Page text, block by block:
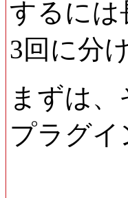
するには
3回に分
まずは、
プラグ